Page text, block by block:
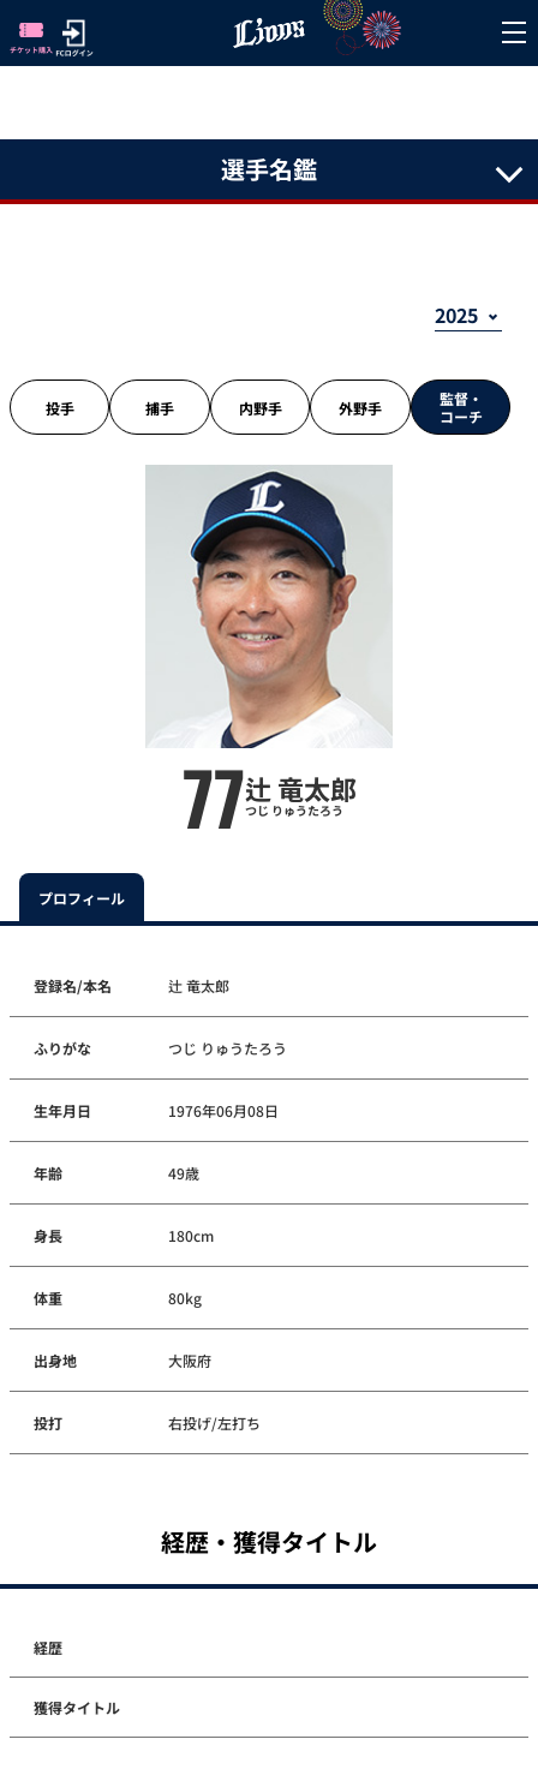
選手名鑑
投手 捕手 内野手 外野手
監督・
コーチ
77辻 竜太郎
つじ りゅうたろう
プロフィール
登録名/本名 辻 竜太郎
ふりがな つじ りゅうたろう
生年月日 1976年06月08日
年齢 49歳
身長 180cm
体重 80kg
出身地 大阪府
投打 右投げ/左打ち
経歴・獲得タイトル
経歴
獲得タイトル